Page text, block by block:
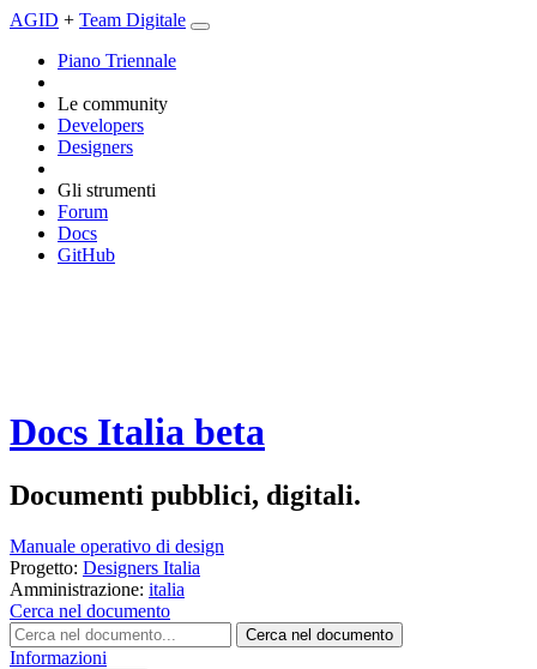
AGID + Team Digitale
Piano Triennale
Le community
Developers
Designers
Gli strumenti
Forum
Docs
GitHub
Docs Italia beta
Documenti pubblici, digitali.
Manuale operativo di design
Progetto: Designers Italia
Amministrazione: italia
Cerca nel documento
Cerca nel documento
Informazioni